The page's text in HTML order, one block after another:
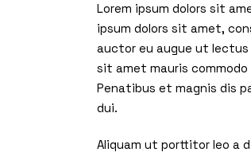
Lorem ipsum dolors sit
ipsum dolors sit amet,
auctor eu augue ut lectus
sit amet mauris
Penatibus et magnis dis
dui.
Aliquam ut porttitor leo a